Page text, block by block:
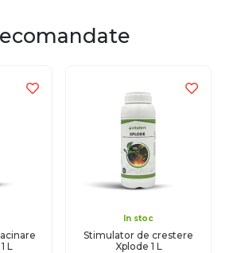
L
In stoc
Stimulator de crestere
Xplode 1 L